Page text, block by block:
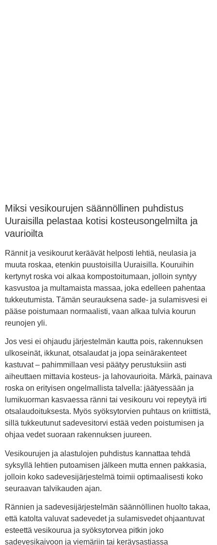
Miksi vesikourujen säännöllinen puhdistus
Uuraisilla pelastaa kotisi kosteusongelmilta ja
vaurioilta
Rännit ja vesikourut keräävät helposti lehtiä, neulasia ja
muuta roskaa, etenkin puustoisilla Uuraisilla. Kouruihin
kertynyt roska voi alkaa kompostoitumaan, jolloin syntyy
kasvustoa ja multamaista massaa, joka edelleen pahentaa
tukkeutumista. Tämän seurauksena sade- ja sulamisvesi ei
pääse poistumaan normaalisti, vaan alkaa tulvia kourun
reunojen yli.
Jos vesi ei ohjaudu järjestelmän kautta pois, rakennuksen
ulkoseinät, ikkunat, otsalaudat ja jopa seinärakenteet
kastuvat – pahimmillaan vesi päätyy perustuksiin asti
aiheuttaen mittavia kosteus- ja lahovaurioita. Märkä, painava
roska on erityisen ongelmallista talvella: jäätyessään ja
lumikuorman kasvaessa ränni tai vesikouru voi repeytyä irti
otsalaudoituksesta. Myös syöksytorvien puhtaus on kriittistä,
sillä tukkeutunut sadevesitorvi estää veden poistumisen ja
ohjaa vedet suoraan rakennuksen juureen.
Vesikourujen ja alastulojen puhdistus kannattaa tehdä
syksyllä lehtien putoamisen jälkeen mutta ennen pakkasia,
jolloin koko sadevesijärjestelmä toimii optimaalisesti koko
seuraavan talvikauden ajan.
Rännien ja sadevesijärjestelmän säännöllinen huolto takaa,
että katolta valuvat sadevedet ja sulamisvedet ohjaantuvat
esteettä vesikourua ja syöksytorvea pitkin joko
sadevesikaivoon ja viemäriin tai keräysastiassa